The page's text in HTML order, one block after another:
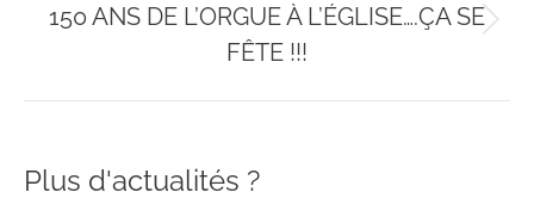
Onglet
suivant
150 ANS DE L’ORGUE À L’ÉGLISE….ÇA SE
FÊTE !!!
Plus d'actualités ?